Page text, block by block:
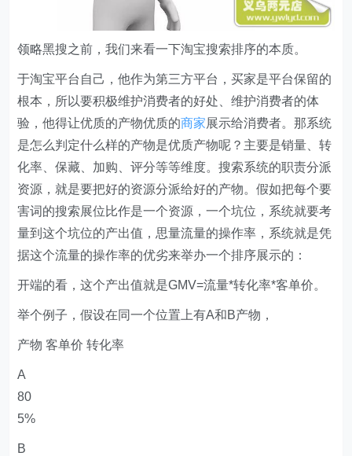
领略黑搜之前，我们来看一下淘宝搜索排序的本质。
于淘宝平台自己，他作为第三方平台，买家是平台保留的
根本，所以要积极维护消费者的好处、维护消费者的体
验，他得让优质的产物优质的商家展示给消费者。那系统
是怎么判定什么样的产物是优质产物呢？主要是销量、转
化率、保藏、加购、评分等等维度。搜索系统的职责分派
资源，就是要把好的资源分派给好的产物。假如把每个要
害词的搜索展位比作是一个资源，一个坑位，系统就要考
量到这个坑位的产出值，思量流量的操作率，系统就是凭
据这个流量的操作率的优劣来举办一个排序展示的：
开端的看，这个产出值就是GMV=流量*转化率*客单价。
举个例子，假设在同一个位置上有A和B产物，
产物 客单价 转化率
A
80
5%
B